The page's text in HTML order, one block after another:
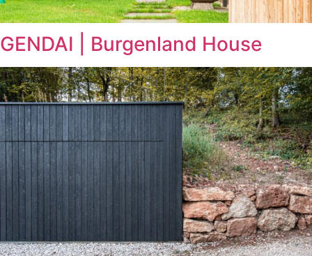
GENDAI | Burgenland House